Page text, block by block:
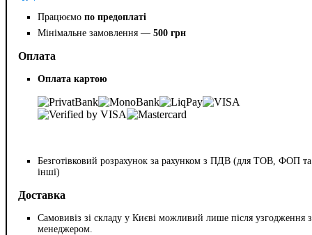
Працюємо по предоплаті
Мінімальне замовлення — 500 грн
Оплата
Оплата картою
Безготівковий розрахунок за рахунком з ПДВ (для ТОВ, ФОП та
інші)
Доставка
Самовивіз зі складу у Києві можливий лише після узгодження з
менеджером.